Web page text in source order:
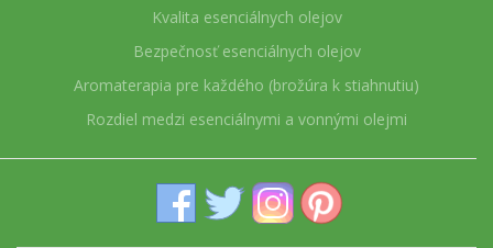
Kvalita esenciálnych olejov
Bezpečnosť esenciálnych olejov
Aromaterapia pre každého (brožúra k stiahnutiu)
Rozdiel medzi esenciálnymi a vonnými olejmi